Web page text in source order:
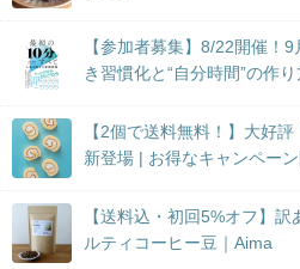
【参加者募集】8/22開催！
き習慣化と“自分時間”の作
【2個で送料無料！】大好
新登場 | お得なキャンペー
【送料込・初回5%オフ】
ルティコーヒー豆｜Aima